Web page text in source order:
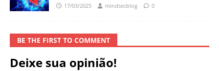
17/03/2025 mindsecblog 0
BE THE FIRST TO COMMENT
Deixe sua opinião!